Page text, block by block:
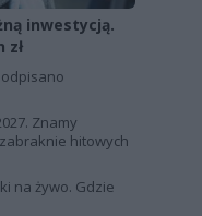
inwestycją.
zł
Znamy
hitowych
na żywo. Gdzie